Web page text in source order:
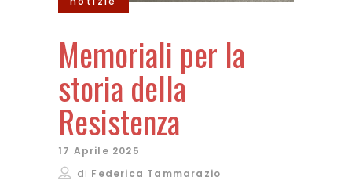
Memoriali per la
storia della
Resistenza
17 Aprile 2025
di Federica Tammarazio